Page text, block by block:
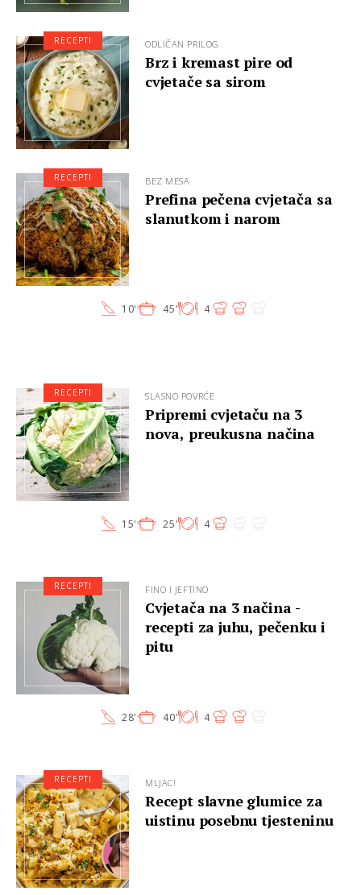
ODLIČAN PRILOG
Brz i kremast pire od
cvjetače sa sirom
RECEPTI
BEZ MESA
Prefina pečena cvjetača sa
slanutkom i narom
10' 45' 4
RECEPTI
SLASNO POVRĆE
Pripremi cvjetaču na 3
nova, preukusna načina
15' 25' 4
RECEPTI
FINO I JEFTINO
Cvjetača na 3 načina -
recepti za juhu, pečenku i
pitu
28' 40' 4
RECEPTI
MLJAC!
Recept slavne glumice za
uistinu posebnu tjesteninu
RECEPTI